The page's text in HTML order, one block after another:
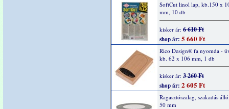
SoftCut linol lap, kb.150 x
mm, 10 db
kisker ár: 6 610 Ft
shop ár: 5 660 Ft
Rico Design® fa nyomda -
kb. 62 x 106 mm, 1 db
kisker ár: 3 260 Ft
shop ár: 2 605 Ft
Ragasztószalag, szakadás
50 mm